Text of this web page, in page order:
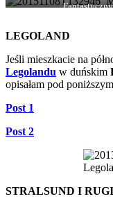
LEGOLAND
Jeśli mieszkacie na
Legolandu w duńskim
opisałam pod
Post 1
Post 2
STRALSUND I